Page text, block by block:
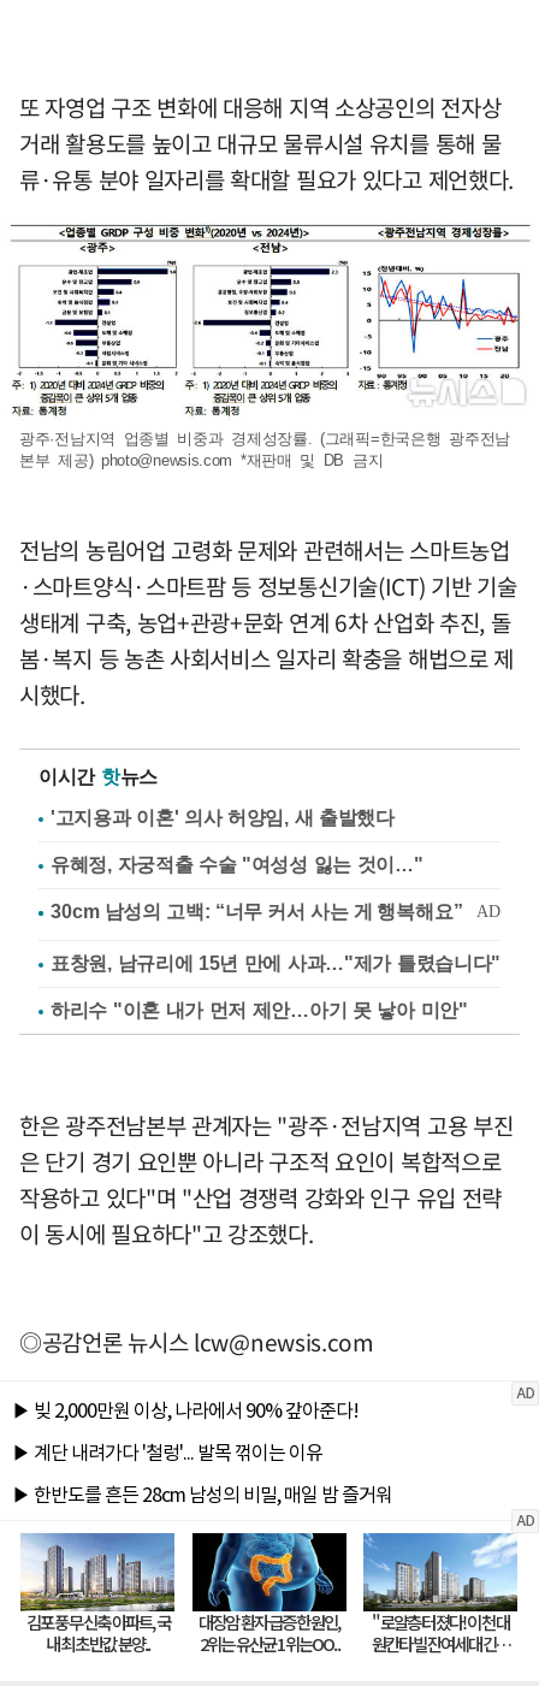
또 자영업 구조 변화에 대응해 지역 소상공인의 전자상
거래 활용도를 높이고 대규모 물류시설 유치를 통해 물
류·유통 분야 일자리를 확대할 필요가 있다고 제언했다.
광주·전남지역 업종별 비중과 경제성장률. (그래픽=한국은행 광주전남
본부 제공) photo@newsis.com *재판매 및 DB 금지
전남의 농림어업 고령화 문제와 관련해서는 스마트농업
·스마트양식·스마트팜 등 정보통신기술(ICT) 기반 기술
생태계 구축, 농업+관광+문화 연계 6차 산업화 추진, 돌
봄·복지 등 농촌 사회서비스 일자리 확충을 해법으로 제
시했다.
이시간 핫뉴스
'고지용과 이혼' 의사 허양임, 새 출발했다
유혜정, 자궁적출 수술 "여성성 잃는 것이…"
표창원, 남규리에 15년 만에 사과…"제가 틀렸습니다"
하리수 "이혼 내가 먼저 제안…아기 못 낳아 미안"
한은 광주전남본부 관계자는 "광주·전남지역 고용 부진
은 단기 경기 요인뿐 아니라 구조적 요인이 복합적으로
작용하고 있다"며 "산업 경쟁력 강화와 인구 유입 전략
이 동시에 필요하다"고 강조했다.
◎공감언론 뉴시스lcw@newsis.com